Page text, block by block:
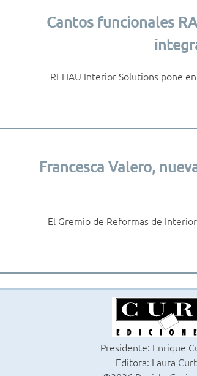
Cantos funcionales
REHAU Interior Solutions pone
Francesca Valero,
El Gremio de Reformas de
Presidente: Enrique
Editora: Laura